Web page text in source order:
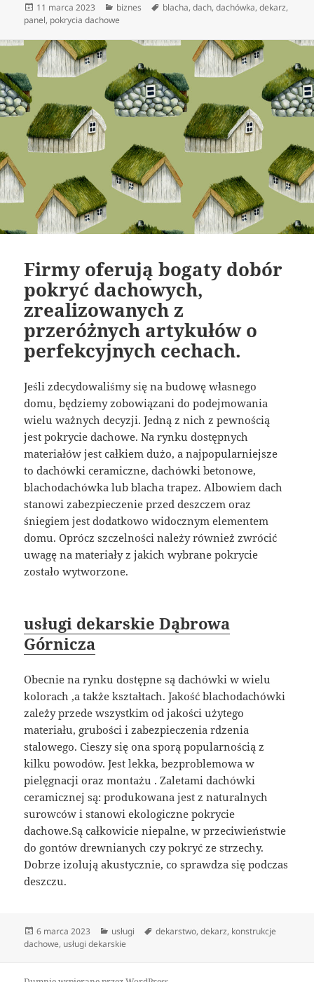
Data
publikacji
11 marca 2023 Kategorie
biznes Tagi
blacha,dach,dachówka,dekarz,
panel, pokrycia dachowe
Firmy oferują bogaty dobór
pokryć dachowych,
zrealizowanych z
przeróżnych artykułów o
perfekcyjnych cechach.
Jeśli zdecydowaliśmy się na budowę własnego
domu, będziemy zobowiązani do podejmowania
wielu ważnych decyzji. Jedną z nich z pewnością
jest pokrycie dachowe. Na rynku dostępnych
materiałów jest całkiem dużo, a najpopularniejsze
to dachówki ceramiczne, dachówki betonowe,
blachodachówka lub blacha trapez. Albowiem dach
stanowi zabezpieczenie przed deszczem oraz
śniegiem jest dodatkowo widocznym elementem
domu. Oprócz szczelności należy również zwrócić
uwagę na materiały z jakich wybrane pokrycie
zostało wytworzone.
usługi dekarskie Dąbrowa
Górnicza
Obecnie na rynku dostępne są dachówki w wielu
kolorach ,a także kształtach. Jakość blachodachówki
zależy przede wszystkim od jakości użytego
materiału, grubości i zabezpieczenia rdzenia
stalowego. Cieszy się ona sporą popularnością z
kilku powodów. Jest lekka, bezproblemowa w
pielęgnacji oraz montażu . Zaletami dachówki
ceramicznej są: produkowana jest z naturalnych
surowców i stanowi ekologiczne pokrycie
dachowe.Są całkowicie niepalne, w przeciwieństwie
do gontów drewnianych czy pokryć ze strzechy.
Dobrze izolują akustycznie, co sprawdza się podczas
deszczu.
Data
publikacji
6 marca 2023 Kategorie
usługi Tagi
dekarstwo,dekarz, konstrukcje
dachowe, usługi dekarskie